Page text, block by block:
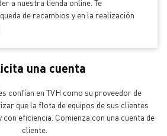
a nuestra tienda online. Te
de recambios y en la realización
una cuenta
confían en TVH como su proveedor de
que la flota de equipos de sus clientes
eficiencia. Comienza con una cuenta de
cliente.